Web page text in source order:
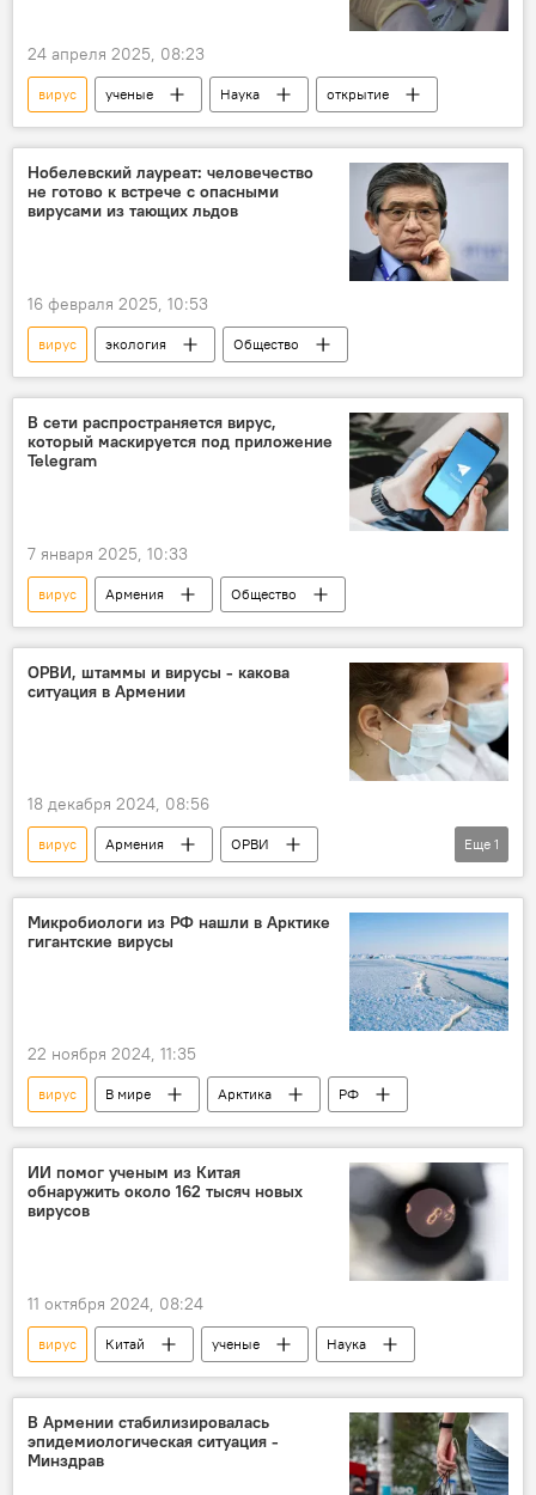
24 апреля 2025, 08:23
вирус ученые Наука открытие
Нобелевский лауреат: человечество
не готово к встрече с опасными
вирусами из тающих льдов
16 февраля 2025, 10:53
вирус экология Общество
В сети распространяется вирус,
который маскируется под приложение
Telegram
7 января 2025, 10:33
вирус Армения Общество
ОРВИ, штаммы и вирусы - какова
ситуация в Армении
18 декабря 2024, 08:56
вирус Армения
ОРВИ
Общество
Новости Армения
Еще 1
Микробиологи из РФ нашли в Арктике
гигантские вирусы
22 ноября 2024, 11:35
вирус В мире Арктика РФ
ИИ помог ученым из Китая
обнаружить около 162 тысяч новых
вирусов
11 октября 2024, 08:24
вирус Китай ученые Наука
В Армении стабилизировалась
эпидемиологическая ситуация -
Минздрав